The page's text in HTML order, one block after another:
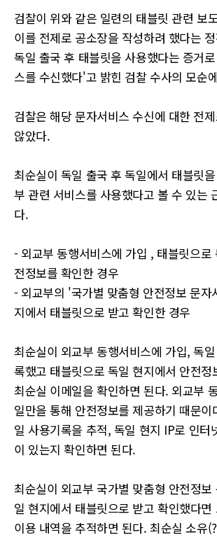
검찰이 위와 같은 일련의 태블릿 관련 보
이를 전제로 공소장을 작성하려 했다는
독일 출국 후 태블릿을 사용했다는 증거
스를 수신했다'고 밝힌 검찰 수사의 모순
검찰은 해당 문자서비스 수신에 대한 전
않았다.
최순실이 독일 출국 후 독일에서 태블릿
부 관련 서비스를 사용했다고 볼 수 있는
다.
- 외교부 동행서비스에 가입 , 태블릿으로
전정보를 확인한 경우
- 외교부의 '국가별 맞춤형 안전정보 문자
지에서 태블릿으로 받고 확인한 경우
최순실이 외교부 동행서비스에 가입, 독
록했고 태블릿으로 독일 현지에서 안전정
최순실 이메일을 확인하면 된다. 외교부
일만을 통해 안전정보를 제공하기 때문
일 사용기록을 추적, 독일 현지 IP로 인터
이 있는지 확인하면 된다.
최순실이 외교부 국가별 맞춤형 안전정보
일 현지에서 태블릿으로 받고 확인했다
이용 내역을 추적하면 된다. 최순실 소유